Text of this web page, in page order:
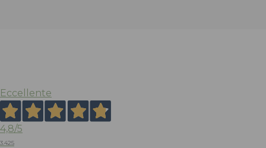
Eccellente
4,8/5
3.425